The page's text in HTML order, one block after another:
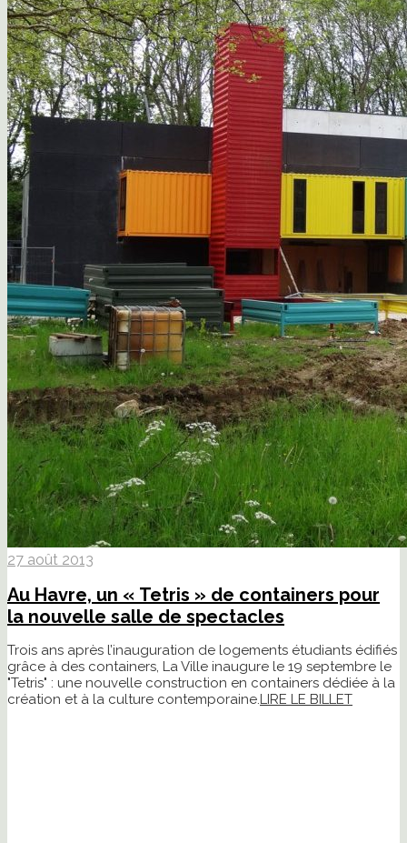
27 août 2013
Au Havre, un « Tetris » de containers pour
la nouvelle salle de spectacles
Trois ans après l’inauguration de logements étudiants édifiés
grâce à des containers, La Ville inaugure le 19 septembre le
"Tetris" : une nouvelle construction en containers dédiée à la
création et à la culture contemporaine.LIRE LE BILLET